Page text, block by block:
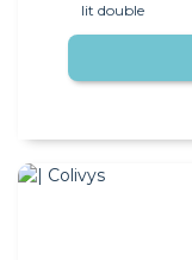
lit double